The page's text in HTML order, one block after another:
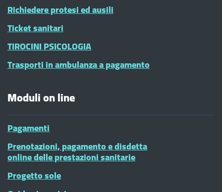
Richiedere protesi ed ausili
Ticket sanitari
TIROCINI PSICOLOGIA
Trasporti in ambulanza a pagamento
Moduli on line
Pagamenti
Prenotazioni, pagamento e disdetta
online delle prestazioni sanitarie
Progetto sole